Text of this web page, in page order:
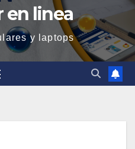
en linea
y laptops